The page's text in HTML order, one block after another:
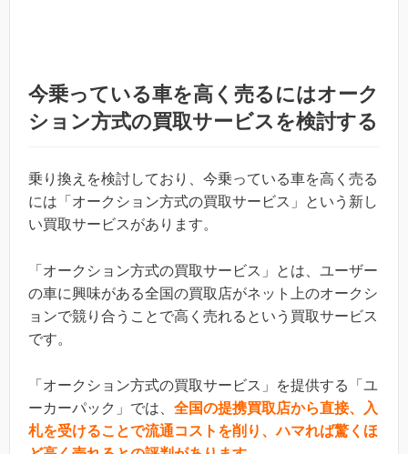
今乗っている車を高く売るにはオーク
ション方式の買取サービスを検討する
乗り換えを検討しており、今乗っている車を高く売る
には「オークション方式の買取サービス」という新し
い買取サービスがあります。
「オークション方式の買取サービス」とは、ユーザー
の車に興味がある全国の買取店がネット上のオークシ
ョンで競り合うことで高く売れるという買取サービス
です。
「オークション方式の買取サービス」を提供する「ユ
ーカーパック」では、 全国の提携買取店から直接、入
札を受けることで流通コストを削り、ハマれば驚くほ